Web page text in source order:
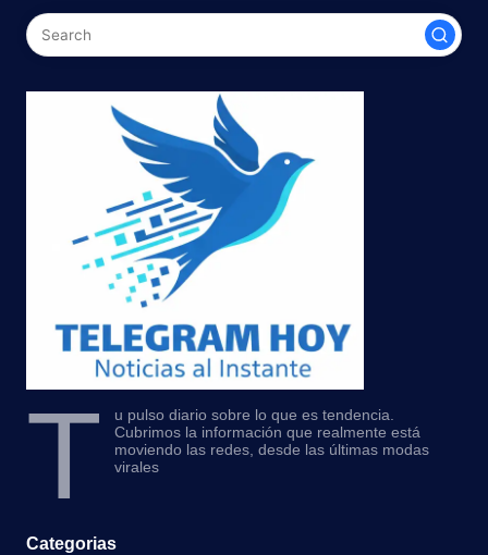
T
u pulso diario sobre lo que es tendencia.
Cubrimos la información que realmente está
moviendo las redes, desde las últimas modas
virales
Categorias